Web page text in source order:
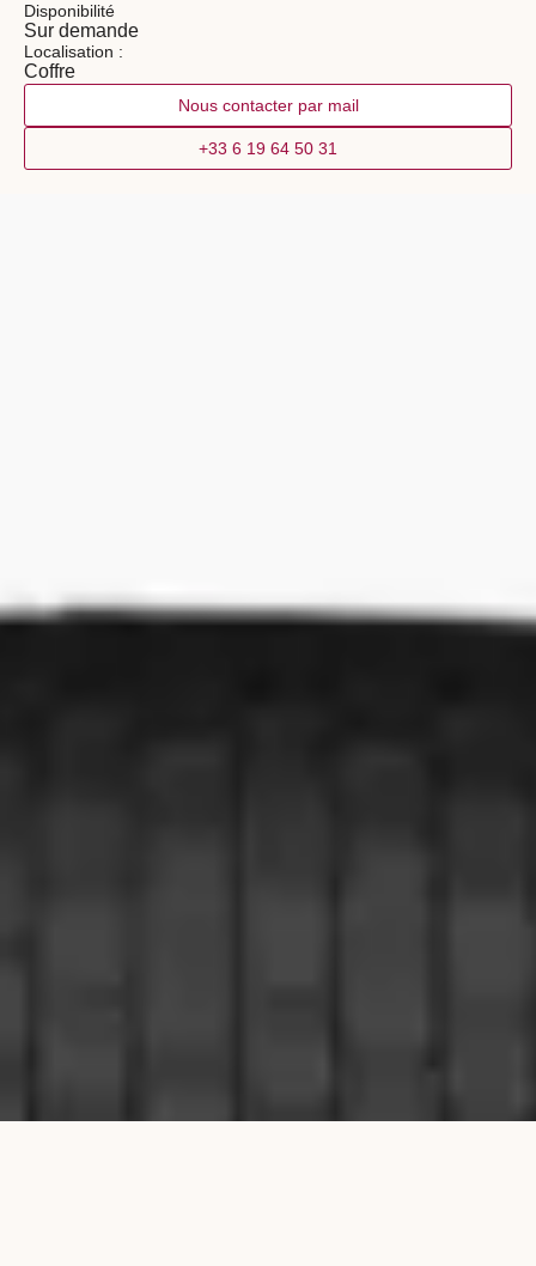
Nous contacter par mail
+33 6 19 64 50 31
Disponibilité
Sur demande
Localisation :
Coffre